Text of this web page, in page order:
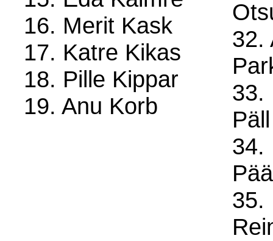
16. Merit Kask
17. Katre Kikas
18. Pille Kippar
19. Anu Korb
32.
33.
Päll
34.
35.